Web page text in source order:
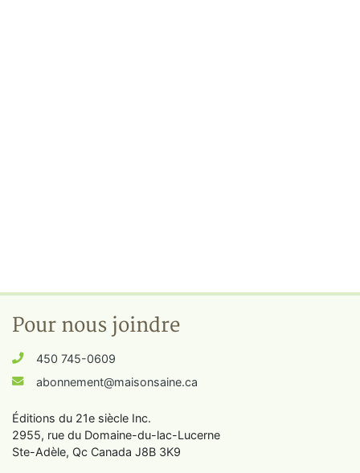
Pour nous joindre
450 745-0609
abonnement@maisonsaine.ca
Éditions du 21e siècle Inc.
2955, rue du Domaine-du-lac-Lucerne
Ste-Adèle, Qc Canada J8B 3K9